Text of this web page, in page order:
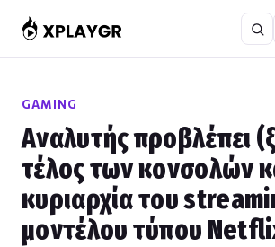
στο
περιεχόμενο
GAMING
Αναλυτής προβλέπει
τέλος των κονσολών
κυριαρχία του
μοντέλου τύπου